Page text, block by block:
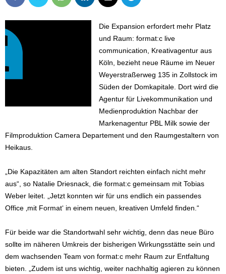
Die Expansion erfordert mehr Platz
und Raum: format:c live
communication, Kreativagentur aus
Köln, bezieht neue Räume im Neuer
Weyerstraßerweg 135 in Zollstock im
Süden der Domkapitale. Dort wird die
Agentur für Livekommunikation und
Medienproduktion Nachbar der
Markenagentur PBL Milk sowie der
Filmproduktion Camera Departement und den Raumgestaltern von
Heikaus.
„Die Kapazitäten am alten Standort reichten einfach nicht mehr
aus“, so Natalie Driesnack, die format:c gemeinsam mit Tobias
Weber leitet. „Jetzt konnten wir für uns endlich ein passendes
Office ‚mit Format‘ in einem neuen, kreativen Umfeld finden.“
Für beide war die Standortwahl sehr wichtig, denn das neue Büro
sollte im näheren Umkreis der bisherigen Wirkungsstätte sein und
dem wachsenden Team von format:c mehr Raum zur Entfaltung
bieten. „Zudem ist uns wichtig, weiter nachhaltig agieren zu können